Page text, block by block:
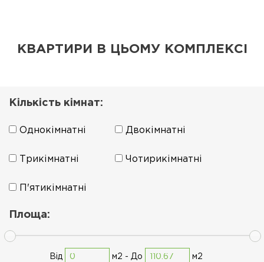
КВАРТИРИ В ЦЬОМУ КОМПЛЕКСІ
Кількість кімнат:
Однокімнатні Двокімнатні
Трикімнатні Чотирикімнатні
П'ятикімнатні
Площа:
Від м2 - До м2